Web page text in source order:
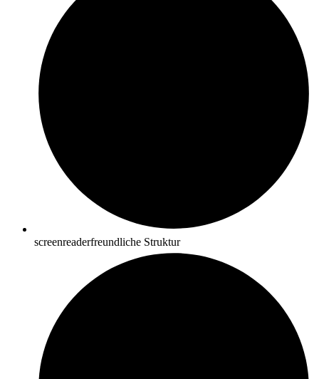
screenreaderfreundliche Struktur